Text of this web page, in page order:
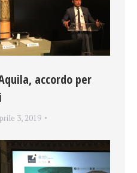
accordo per
3, 2019